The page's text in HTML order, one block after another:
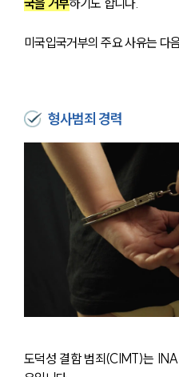
국을 거부하기도 합니다.
미국입국거부의 주요 사유는 다
형사범죄 경력
도덕성 결함 범죄(CIMT)는